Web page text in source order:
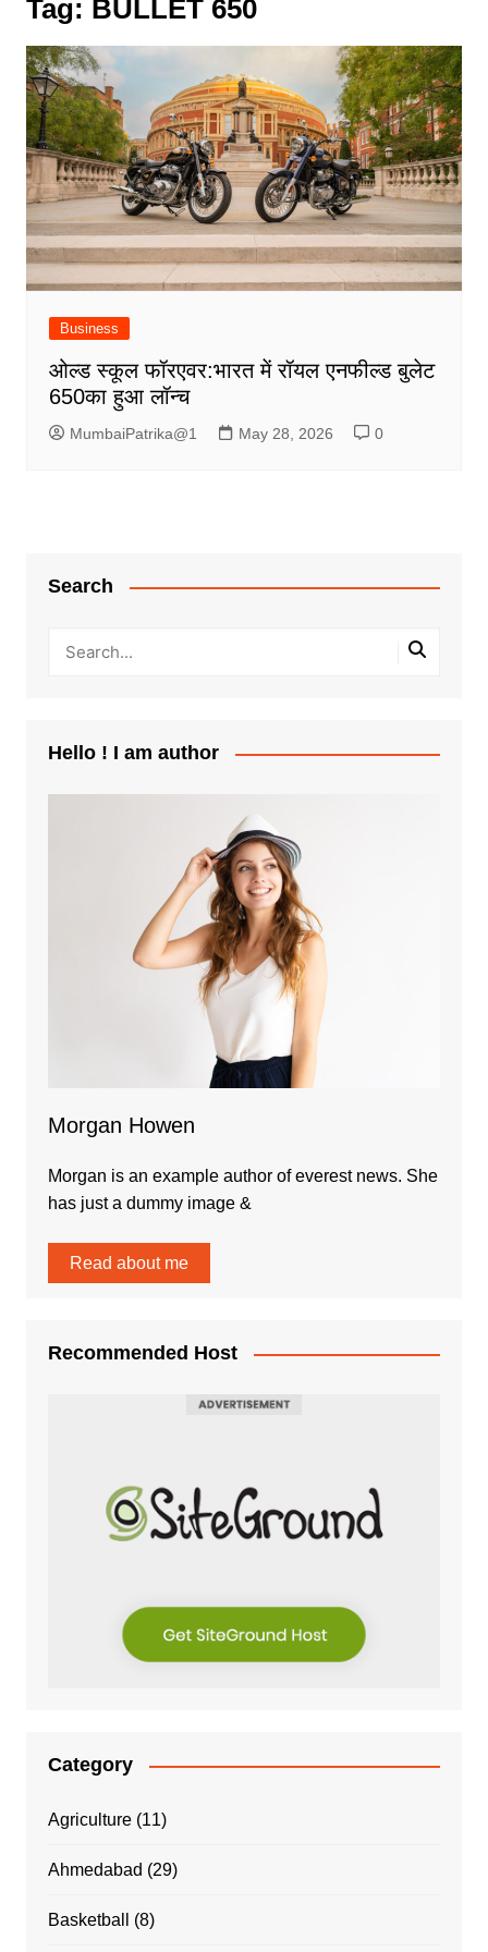
Tag: BULLET 650
Business
ओल्ड स्कूल फॉरएवर:भारत में रॉयल एनफील्ड बुलेट
650का हुआ लॉन्च
MumbaiPatrika@1 May 28, 2026 0
Search
Hello ! I am author
Morgan Howen
Morgan is an example author of everest news. She
has just a dummy image &
Read about me
Recommended Host
Category
Agriculture(11)
Ahmedabad (29)
Basketball (8)